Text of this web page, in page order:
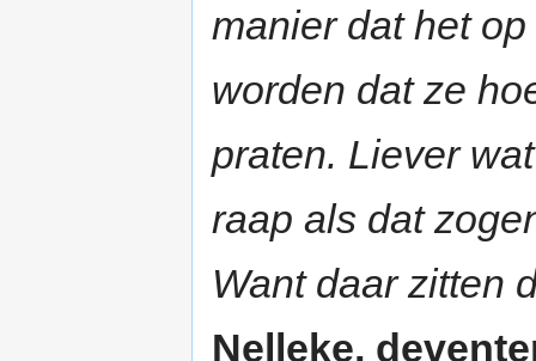
manier dat het
worden dat ze
praten. Liever
raap als dat
Want daar zitten
Nelleke,